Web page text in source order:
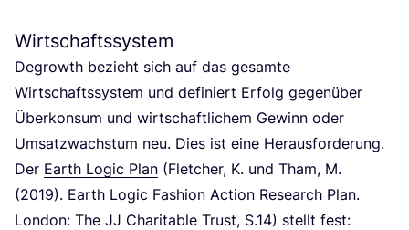
Wirtschaftssystem
Degrowth bezieht sich auf das gesam­te
Wirt­schafts­sys­tem und defi­niert Erfolg gegen­über
Über­kon­sum und wirt­schaft­li­chem Gewinn oder
Umsatz­wachs­tum neu. Dies ist eine Her­aus­for­de­rung.
Der Earth Logic Plan (Flet­cher, K. und Tham, M.
(2019). Earth Logic Fashion Action Rese­arch Plan.
Lon­don: The JJ Cha­ri­ta­ble Trust, S.14) stellt fest: